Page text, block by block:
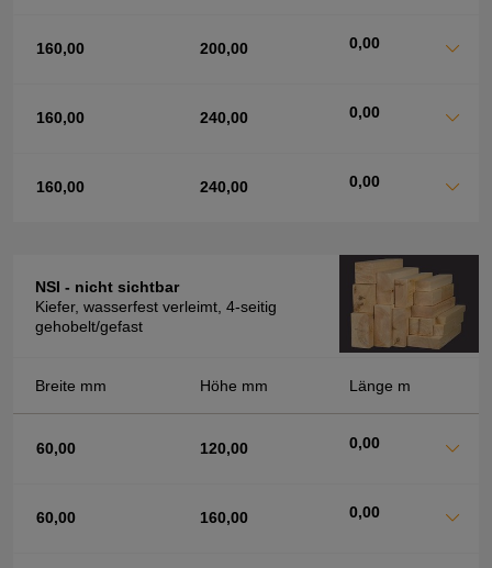
160,00 200,00 0,00
160,00 240,00 0,00
160,00 240,00 0,00
NSI - nicht sichtbar
Kiefer, wasserfest verleimt, 4-seitig
gehobelt/gefast
Breite mm Höhe mm Länge m
60,00 120,00 0,00
60,00 160,00 0,00